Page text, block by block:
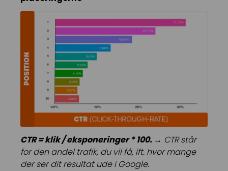
CTR = klik / eksponeringer * 100. → CTR står
for den andel trafik, du vil få, ift. hvor mange
der ser dit resultat ude i Google.